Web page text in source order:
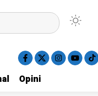
Opini
Opini